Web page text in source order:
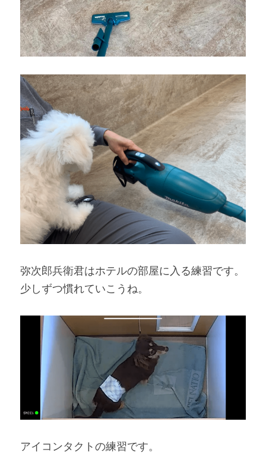
弥次郎兵衛君はホテルの部屋に入る練習です。
少しずつ慣れていこうね。
アイコンタクトの練習です。